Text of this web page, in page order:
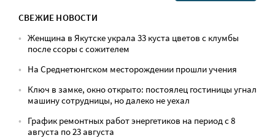
СВЕЖИЕ НОВОСТИ
Женщина в Якутске украла 33 куста цветов с клумбы
после ссоры с сожителем
На Среднетюнгском месторождении прошли учения
Ключ в замке, окно открыто: постоялец гостиницы угнал
машину сотрудницы, но далеко не уехал
График ремонтных работ энергетиков на период с 8
августа по 23 августа